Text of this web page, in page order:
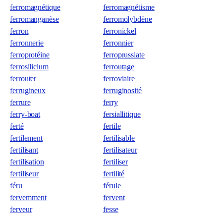
ferromagnétique
ferromagnétisme
ferromanganèse
ferromolybdène
ferron
ferronickel
ferronnerie
ferronnier
ferroprotéine
ferroprussiate
ferrosilicium
ferroutage
ferrouter
ferroviaire
ferrugineux
ferruginosité
ferrure
ferry
ferry-boat
fersiallitique
ferté
fertile
fertilement
fertilisable
fertilisant
fertilisateur
fertilisation
fertiliser
fertiliseur
fertilité
féru
férule
fervemment
fervent
ferveur
fesse